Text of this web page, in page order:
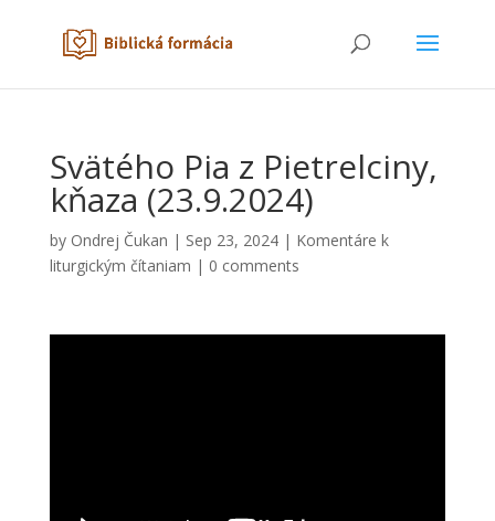
Svätého Pia z Pietrelciny,
kňaza (23.9.2024)
by Ondrej Čukan | Sep 23, 2024| Komentáre k
liturgickým čítaniam | 0 comments